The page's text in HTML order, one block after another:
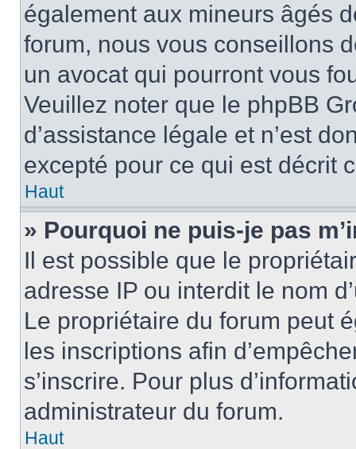
également aux mineurs âgés
forum, nous vous conseillons
un avocat qui pourront vous
Veuillez noter que le phpBB
d’assistance légale et n’est
excepté pour ce qui est décrit
Haut
» Pourquoi ne puis-je pas
Il est possible que le
adresse IP ou interdit le nom
Le propriétaire du forum peut
les inscriptions afin
s’inscrire. Pour plus
administrateur du forum.
Haut